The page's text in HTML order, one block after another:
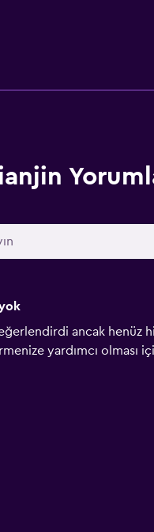
ancak henüz
yardımcı olması